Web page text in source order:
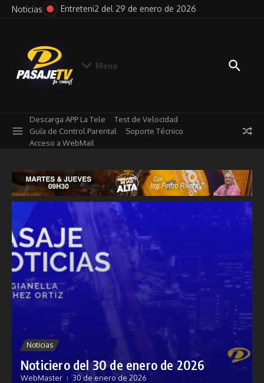
Saltar al contenido
Noticias
de enero de 2026 Pensando en Voz Alta del 29 de
Menu
Descarga APP La Tele
Test de Velocidad
Guía de Control Parental
Soporte Técnico
Acceso a WebMail
Noticias
Noticiero del 30 de enero de 2026
WebMaster 30 de enero de 2026